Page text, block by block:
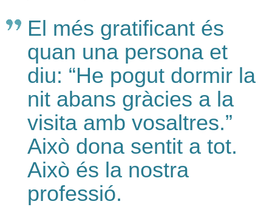
El més gratificant és
quan una persona et
diu: “He pogut dormir la
nit abans gràcies a la
visita amb vosaltres.”
Això dona sentit a tot.
Això és la nostra
professió.